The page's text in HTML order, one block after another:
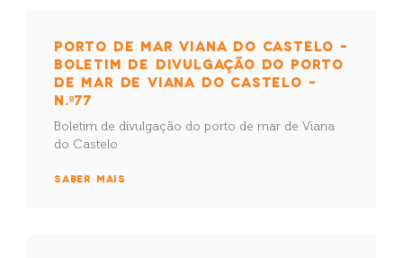
PORTO DE MAR VIANA DO CASTELO –
BOLETIM DE DIVULGAÇÃO DO PORTO
DE MAR DE VIANA DO CASTELO –
N.º77
Boletim de divulgação do porto de mar de Viana
do Castelo
SABER MAIS